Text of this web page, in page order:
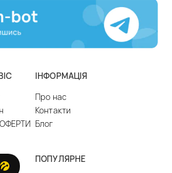
ІНФОРМАЦІЯ
Про нас
Контакти
Блог
ПОПУЛЯРНЕ